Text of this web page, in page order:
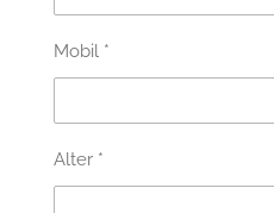
Mobil *
Alter *